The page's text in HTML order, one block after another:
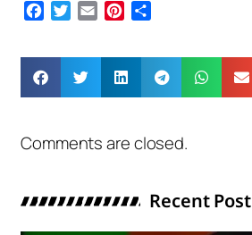
Facebook
Twitter
Email Pinterest
Comments are closed.
Recent Post